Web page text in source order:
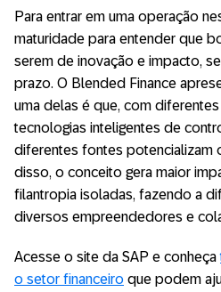
Para entrar em uma operação
maturidade para entender que
serem de inovação e impacto,
prazo. O Blended Finance
uma delas é que, com
tecnologias inteligentes de
diferentes fontes potencializam
disso, o conceito gera maior
filantropia isoladas, fazendo a
diversos empreendedores e
Acesse o site da SAP e conheça
o setor financeiro que podem